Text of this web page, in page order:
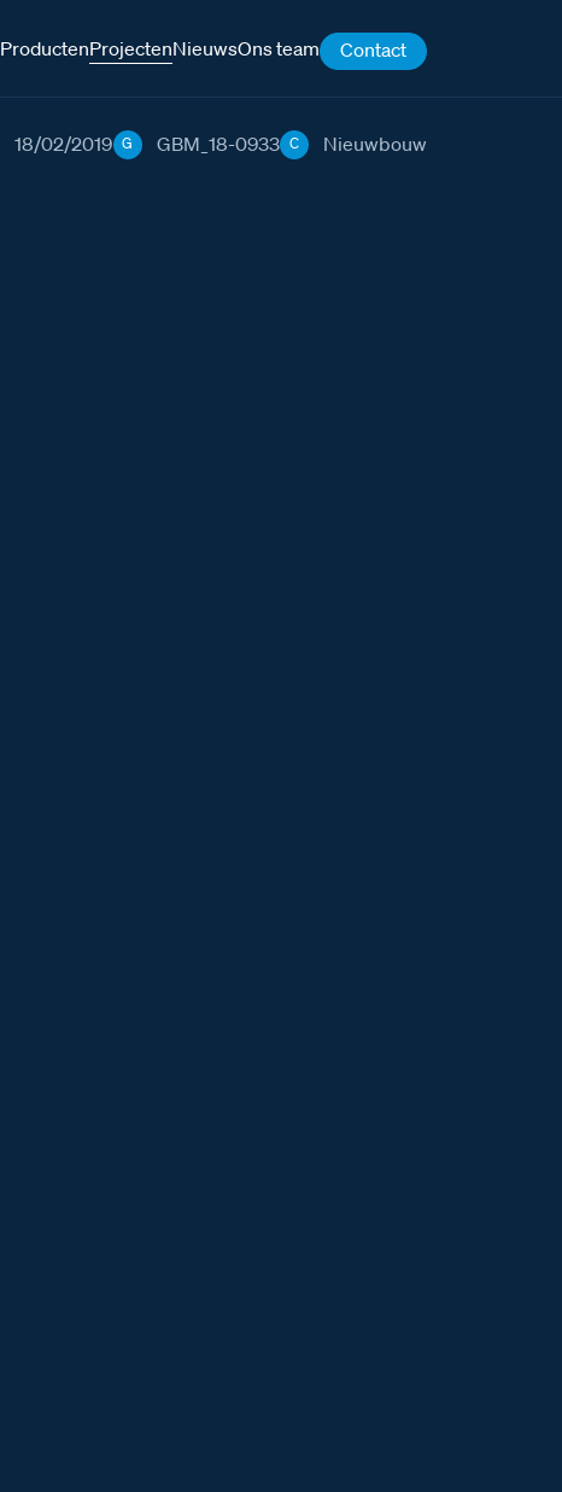
ProductenProjectenNieuwsOns team Contact
18/02/2019 G GBM_18-0933 C Nieuwbouw